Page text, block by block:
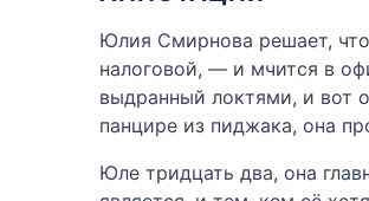
Юлия Смирнова решает,
налоговой, — и мчится в
выдранный локтями, и вот
панцире из пиджака, она
Юле тридцать два, она